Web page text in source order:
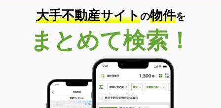
大手不動産サイトの物件を
まとめて検索！